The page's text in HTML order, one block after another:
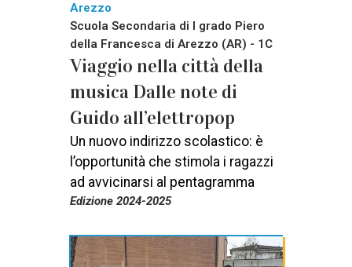
Arezzo
Scuola Secondaria di I grado Piero
della Francesca di Arezzo (AR) - 1C
Viaggio nella città della
musica Dalle note di
Guido all’elettropop
Un nuovo indirizzo scolastico: è
l’opportunità che stimola i ragazzi
ad avvicinarsi al pentagramma
Edizione 2024-2025